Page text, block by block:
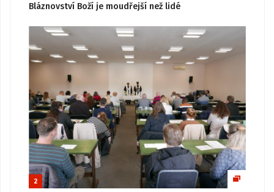
Bláznovství Boží je moudřejší než lidé
2